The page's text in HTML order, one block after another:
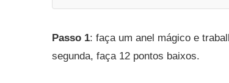
Passo 1: faça um anel mágico e
segunda, faça 12 pontos baixos.